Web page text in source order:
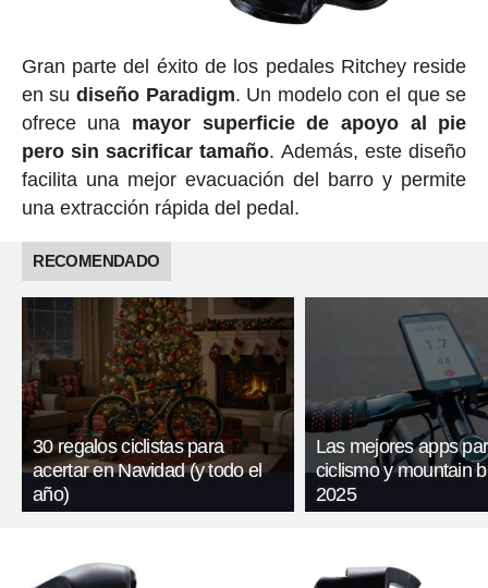
Gran parte del éxito de los pedales Ritchey reside
en su diseño Paradigm. Un modelo con el que se
ofrece una mayor superficie de apoyo al pie
pero sin sacrificar tamaño. Además, este diseño
facilita una mejor evacuación del barro y permite
una extracción rápida del pedal.
RECOMENDADO
30 regalos ciclistas para
acertar en Navidad (y todo el
año)
Las mejores apps
ciclismo y mountain
2025